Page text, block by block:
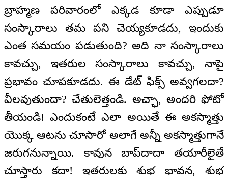
బ్రాహ్మణ పరివారంలో ఎక్కడ కూడా ఎప్పుడూ
సంస్కారాలు తమ పని చెయ్యకూడదు, ఇందుకు
ఎంత సమయం పడుతుంది? అది నా సంస్కారాలు
కావచ్చు, ఇతరుల సంస్కారాలు కావచ్చు, నాపై
ప్రభావం చూపకూడదు. ఈ డేట్ ఫిక్స్ అవ్వగలదా?
వీలవుతుందా? చేతులెత్తండి. అచ్ఛా, అందరి ఫోటో
తీయండి! ఎందుకంటే ఎలా అయితే ఈ అకస్మాత్తు
యొక్క ఆటను చూసారో అలాగే అన్నీ అకస్మాత్తుగానే
జరుగనున్నాయి. కావున బాప్‌దాదా తయారీలైతే
చూస్తారు కదా! ఇతరులకు శుభ భావన, శుభ